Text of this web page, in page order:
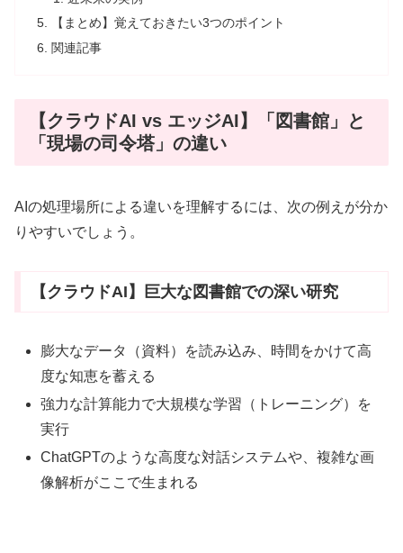
【まとめ】覚えておきたい3つのポイント
関連記事
【クラウドAI vs エッジAI】「図書館」と
「現場の司令塔」の違い
AIの処理場所による違いを理解するには、次の例えが分か
りやすいでしょう。
【クラウドAI】巨大な図書館での深い研究
膨大なデータ（資料）を読み込み、時間をかけて高
度な知恵を蓄える
強力な計算能力で大規模な学習（トレーニング）を
実行
ChatGPTのような高度な対話システムや、複雑な画
像解析がここで生まれる